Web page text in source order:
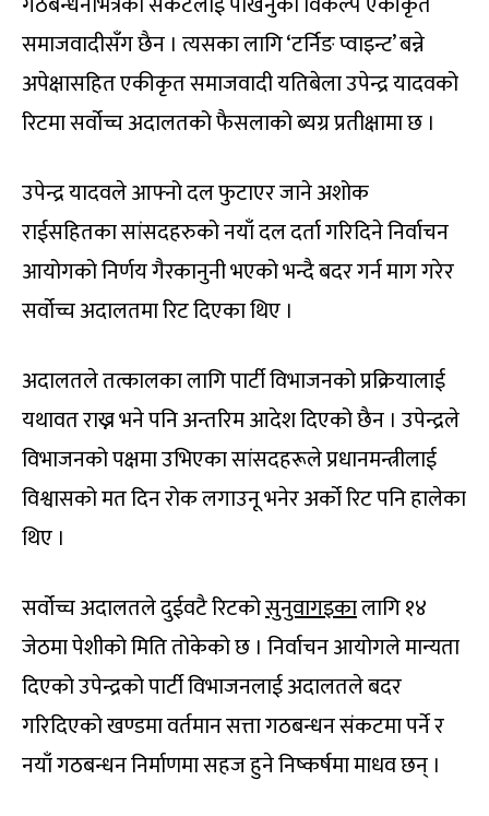
समाजवादीसँग छैन । त्यसका लागि ‘टर्निङ प्वाइन्ट’ बन्ने
अपेक्षासहित एकीकृत समाजवादी यतिबेला उपेन्द्र यादवको
रिटमा सर्वोच्च अदालतको फैसलाको ब्यग्र प्रतीक्षामा छ ।
उपेन्द्र यादवले आफ्नो दल फुटाएर जाने अशोक
राईसहितका सांसदहरुको नयाँ दल दर्ता गरिदिने निर्वाचन
आयोगको निर्णय गैरकानुनी भएको भन्दै बदर गर्न माग गरेर
सर्वोच्च अदालतमा रिट दिएका थिए ।
अदालतले तत्कालका लागि पार्टी विभाजनको प्रक्रियालाई
यथावत राख्न भने पनि अन्तरिम आदेश दिएको छैन । उपेन्द्रले
विभाजनको पक्षमा उभिएका सांसदहरूले प्रधानमन्त्रीलाई
विश्वासको मत दिन रोक लगाउनू भनेर अर्को रिट पनि हालेका
थिए ।
सर्वोच्च अदालतले दुईवटै रिटकोसुनुवागइकालागि १४
जेठमा पेशीको मिति तोकेको छ । निर्वाचन आयोगले मान्यता
दिएको उपेन्द्रको पार्टी विभाजनलाई अदालतले बदर
गरिदिएको खण्डमा वर्तमान सत्ता गठबन्धन संकटमा पर्ने र
नयाँ गठबन्धन निर्माणमा सहज हुने निष्कर्षमा माधव छन् ।